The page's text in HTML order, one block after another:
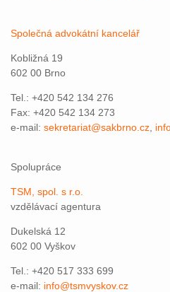
Společná advokátní kancelář
Kobližná 19
602 00 Brno
Tel.: +420 542 134 276
Fax: +420 542 134 273
e-mail: sekretariat@sakbrno.cz
Spolupráce
TSM, spol. s r.o.
vzdělávací agentura
Dukelská 12
602 00 Vyškov
Tel.: +420 517 333 699
e-mail: info@tsmvyskov.cz